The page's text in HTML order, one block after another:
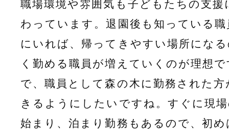
職場環境や雰囲気も子どもたちの支援
わっています。退園後も知っている
にいれば、帰ってきやすい場所にな
く勤める職員が増えていくのが理想
で、職員として森の木に勤務された方
きるようにしたいですね。すぐに現
始まり、泊まり勤務もあるので、初